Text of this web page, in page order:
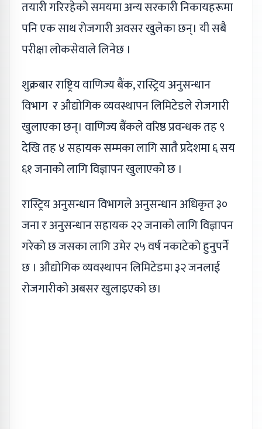
तयारी गरिरहेको समयमा अन्य सरकारी निकायहरूमा
पनि एक साथ रोजगारी अवसर खुलेका छन्। यी सबै
परीक्षा लोकसेवाले लिनेछ ।
शुक्रबार राष्ट्रिय वाणिज्य बैंक, रास्ट्रिय अनुसन्धान
विभाग र औद्योगिक व्यवस्थापन लिमिटेडले रोजगारी
खुलाएका छन्। वाणिज्य बैंकले वरिष्ठ प्रवन्धक तह ९
देखि तह ४ सहायक सम्मका लागि सातै प्रदेशमा ६ सय
६१ जनाको लागि विज्ञापन खुलाएको छ ।
रास्ट्रिय अनुसन्धान विभागले अनुसन्धान अधिकृत ३०
जना र अनुसन्धान सहायक २२ जनाको लागि विज्ञापन
गरेको छ जसका लागि उमेर २५ वर्ष नकाटेको हुनुपर्ने
छ । औद्योगिक व्यवस्थापन लिमिटेडमा ३२ जनलाई
रोजगारीको अबसर खुलाइएको छ।